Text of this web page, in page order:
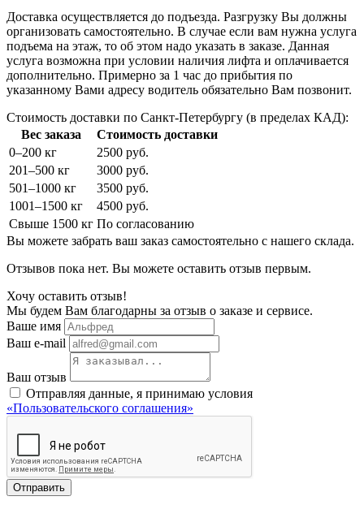
Доставка осуществляется до подъезда. Разгрузку Вы должны
организовать самостоятельно. В случае если вам нужна услуга
подъема на этаж, то об этом надо указать в заказе. Данная
услуга возможна при условии наличия лифта и оплачивается
дополнительно. Примерно за 1 час до прибытия по
указанному Вами адресу водитель обязательно Вам позвонит.
Стоимость доставки по Санкт-Петербургу (в пределах КАД):
Вес заказа
Стоимость доставки
0–200 кг
2500 руб.
201–500 кг
3000 руб.
501–1000 кг
3500 руб.
1001–1500 кг
4500 руб.
Свыше 1500 кг По согласованию
Вы можете забрать ваш заказ самостоятельно с нашего склада.
Отзывов пока нет. Вы можете оставить отзыв первым.
Хочу оставить отзыв!
Мы будем Вам благодарны за отзыв о заказе и сервисе.
Ваше имя
Ваш e-mail
Ваш отзыв
Отправляя данные, я принимаю условия
«Пользовательского соглашения»
Отправить